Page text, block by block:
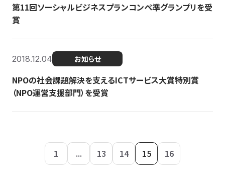
第11回ソーシャルビジネスプランコンペ準グランプリを受
賞
2018.12.04 お知らせ
NPOの社会課題解決を支えるICTサービス大賞特別賞
（NPO運営支援部門）を受賞
1 ... 13 14 15 16